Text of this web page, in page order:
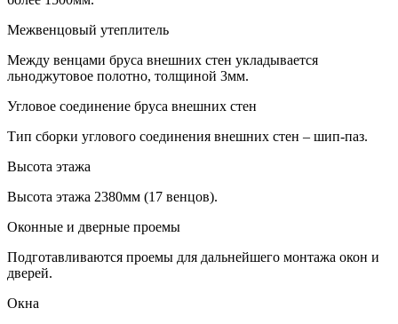
Межвенцовый утеплитель
Между венцами бруса внешних стен укладывается
льноджутовое полотно, толщиной 3мм.
Угловое соединение бруса внешних стен
Тип сборки углового соединения внешних стен – шип-паз.
Высота этажа
Высота этажа 2380мм (17 венцов).
Оконные и дверные проемы
Подготавливаются проемы для дальнейшего монтажа окон и
дверей.
Окна